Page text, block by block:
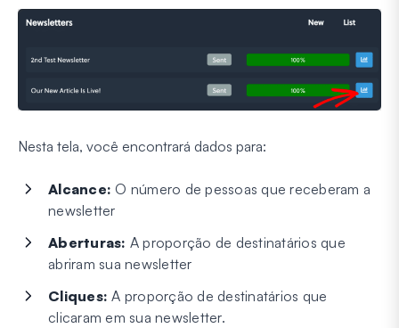
Nesta tela, você encontrará dados para:
Alcance: O número de pessoas que receberam a
newsletter
Aberturas: A proporção de destinatários que
abriram sua newsletter
Cliques: A proporção de destinatários que
clicaram em sua newsletter.